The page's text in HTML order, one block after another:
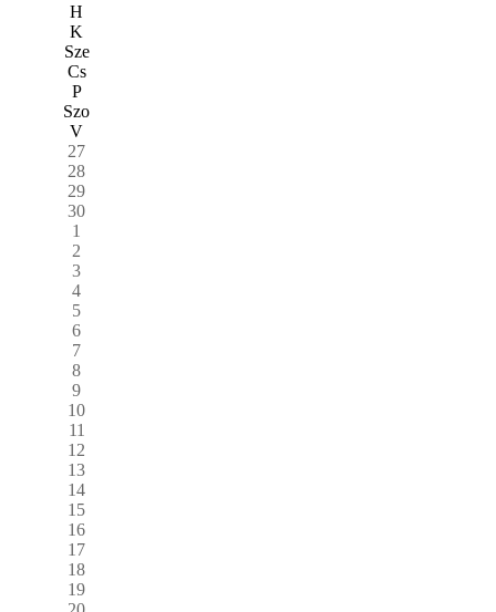
H
K
Sze
Cs
P
Szo
V
27
28
29
30
1
2
3
4
5
6
7
8
9
10
11
12
13
14
15
16
17
18
19